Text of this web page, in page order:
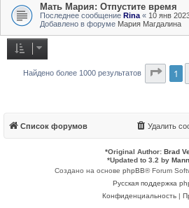
Мать Мария: Отпустите время
Последнее сообщение Rina « 10 янв
Добавлено в форуме Мария Магдалина
Найдено более 1000 результатов 1
Список форумов Удалить
*Original Author: Brad
*Updated to 3.2 by
Создано на основе phpBB® Forum
Русская поддержка
Конфиденциальность|